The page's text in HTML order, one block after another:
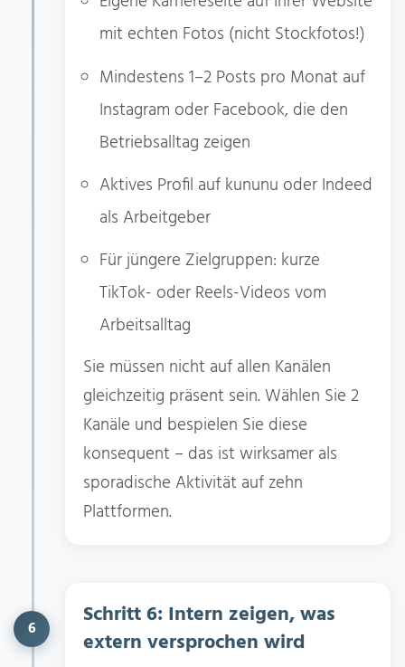
mit echten Fotos (nicht Stockfotos!)
Mindestens 1–2 Posts pro Monat auf
Instagram oder Facebook, die den
Betriebsalltag zeigen
Aktives Profil auf kununu oder Indeed
als Arbeitgeber
Für jüngere Zielgruppen: kurze
TikTok- oder Reels-Videos vom
Arbeitsalltag
Sie müssen nicht auf allen Kanälen
gleichzeitig präsent sein. Wählen Sie 2
Kanäle und bespielen Sie diese
konsequent – das ist wirksamer als
sporadische Aktivität auf zehn
Plattformen.
6
Schritt 6: Intern zeigen, was
extern versprochen wird